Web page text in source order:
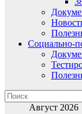
Социально-
Август 2026